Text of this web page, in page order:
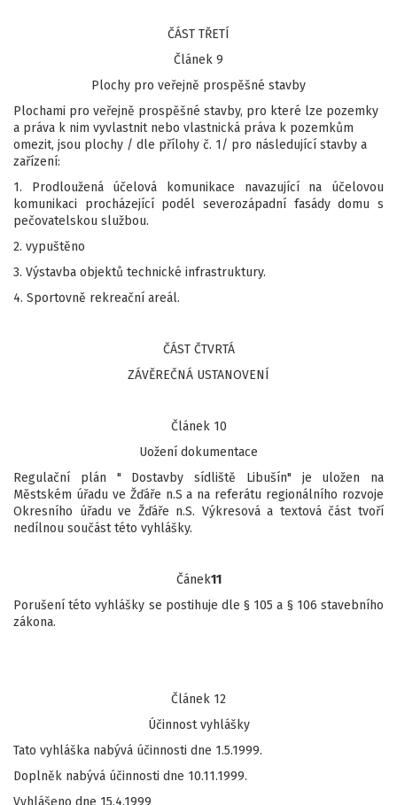
ČÁST TŘETÍ
Článek 9
Plochy pro veřejně prospěšné stavby
Plochami pro veřejně prospěšné stavby, pro které lze pozemky
a práva k nim vyvlastnit nebo vlastnická práva k pozemkům
omezit, jsou plochy / dle přílohy č. 1/ pro následující stavby a
zařízení:
1. Prodloužená účelová komunikace navazující na účelovou
komunikaci procházející podél severozápadní fasády domu s
pečovatelskou službou.
2. vypuštěno
3. Výstavba objektů technické infrastruktury.
4. Sportovně rekreační areál.
ČÁST ČTVRTÁ
ZÁVĚREČNÁ USTANOVENÍ
Článek 10
Uožení dokumentace
Regulační plán " Dostavby sídliště Libušín" je uložen na
Městském úřadu ve Žďáře n.S a na referátu regionálního rozvoje
Okresního úřadu ve Žďáře n.S. Výkresová a textová část tvoří
nedílnou součást této vyhlášky.
Čánek11
Porušení této vyhlášky se postihuje dle § 105 a § 106 stavebního
zákona.
Článek 12
Účinnost vyhlášky
Tato vyhláška nabývá účinnosti dne 1.5.1999.
Doplněk nabývá účinnosti dne 10.11.1999.
Vyhlášeno dne 15.4.1999